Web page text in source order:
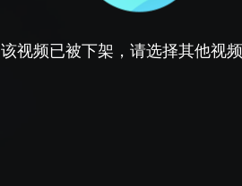
该视频已被下架，请选择其他视